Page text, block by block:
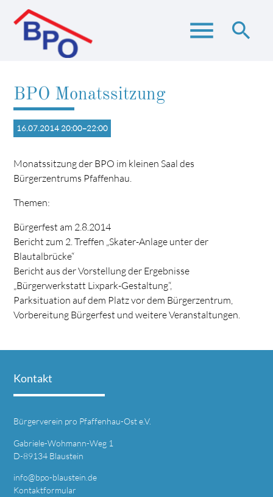
menu search
Suchbegriffe
BPO Monatssitzung
16.07.2014 20:00–22:00
Monatssitzung der BPO im kleinen Saal des
Bürgerzentrums Pfaffenhau.
Themen:
Bürgerfest am 2.8.2014
Bericht zum 2. Treffen „Skater-Anlage unter der
Blautalbrücke“
Bericht aus der Vorstellung der Ergebnisse
„Bürgerwerkstatt Lixpark-Gestaltung“,
Parksituation auf dem Platz vor dem Bürgerzentrum,
Vorbereitung Bürgerfest und weitere Veranstaltungen.
Kontakt
Bürgerverein pro Pfaffenhau-Ost e.V.
Gabriele-Wohmann-Weg 1
D-89134 Blaustein
info@bpo-blaustein.de
Kontaktformular